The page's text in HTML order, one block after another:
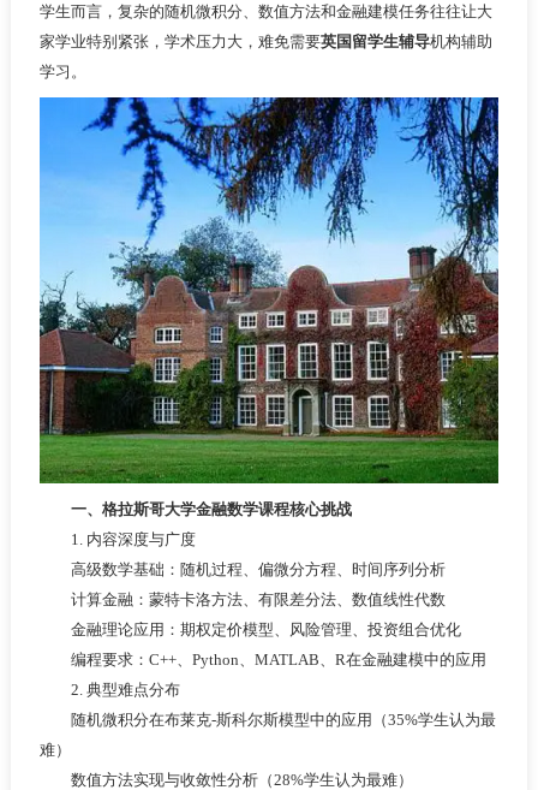
学生而言，复杂的随机微积分、数值方法和金融建模任务往往让大
家学业特别紧张，学术压力大，难免需要英国留学生辅导机构辅助
学习。
一、格拉斯哥大学金融数学课程核心挑战
1. 内容深度与广度
高级数学基础：随机过程、偏微分方程、时间序列分析
计算金融：蒙特卡洛方法、有限差分法、数值线性代数
金融理论应用：期权定价模型、风险管理、投资组合优化
编程要求：C++、Python、MATLAB、R在金融建模中的应用
2. 典型难点分布
随机微积分在布莱克-斯科尔斯模型中的应用（35%学生认为最
难）
数值方法实现与收敛性分析（28%学生认为最难）